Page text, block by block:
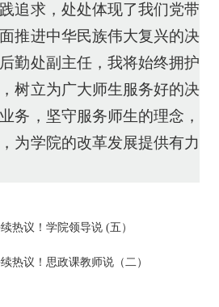
追求，处处体现了我们党带
推进中华民族伟大复兴的决
勤处副主任，我将始终拥护
树立为广大师生服务好的决
务，坚守服务师生的理念，
为学院的改革发展提供有力
热议！学院领导说 (五）
热议！思政课教师说（二）